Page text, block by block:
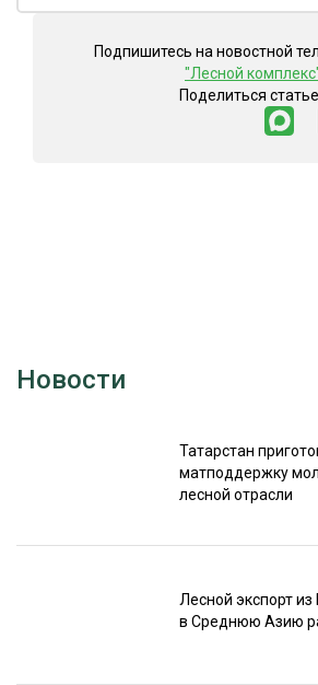
Подпишитесь на новостной
"Лесной
Поделиться
Новости
Татарстан
матподдержку
лесной отрасли
Лесной экспорт
в Среднюю Азию